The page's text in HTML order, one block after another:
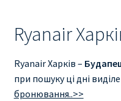
Ryanair
Ryanair Харків –
при пошуку ці дні
бронювання..>>